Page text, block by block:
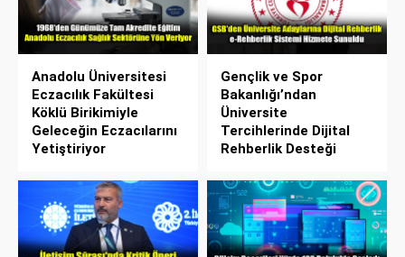
Anadolu Üniversitesi
Eczacılık Fakültesi
Köklü Birikimiyle
Geleceğin Eczacılarını
Yetiştiriyor
Gençlik ve Spor
Bakanlığı’ndan
Üniversite
Tercihlerinde Dijital
Rehberlik Desteği